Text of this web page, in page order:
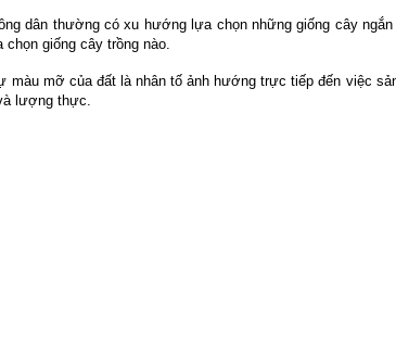
dân thường có xu hướng lựa chọn những giống cây
giống cây trồng nào.
màu mỡ của đất là nhân tố ảnh hướng trực tiếp đến việc
lượng thực.